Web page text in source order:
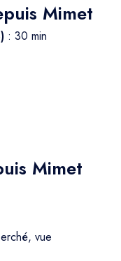
Mimet
: 30 min
Mimet
vue